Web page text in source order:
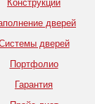
Конструкции
дверей
дверей
Портфолио
Гарантия